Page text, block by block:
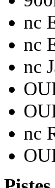
nc
nc
nc
nc